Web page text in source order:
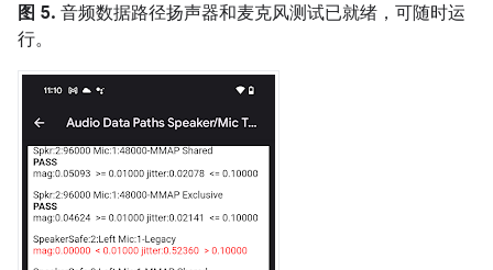
图 5. 音频数据路径扬声器和麦克风测试已就绪，可随时运
行。